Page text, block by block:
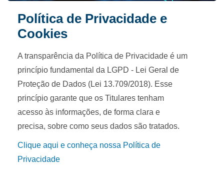
Política de Privacidade e
Cookies
A transparência da Política de Privacidade é um
princípio fundamental da LGPD - Lei Geral de
Proteção de Dados (Lei 13.709/2018). Esse
princípio garante que os Titulares tenham
acesso às informações, de forma clara e
precisa, sobre como seus dados são tratados.
Clique aqui e conheça nossa Política de
Privacidade